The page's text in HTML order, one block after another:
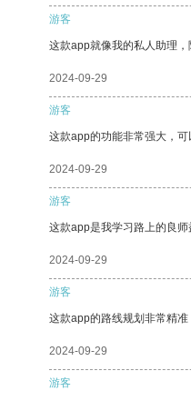
游客
这款app就像我的私人助理，
2024-09-29
游客
这款app的功能非常强大，
2024-09-29
游客
这款app是我学习路上的良师
2024-09-29
游客
这款app的路线规划非常精准
2024-09-29
游客